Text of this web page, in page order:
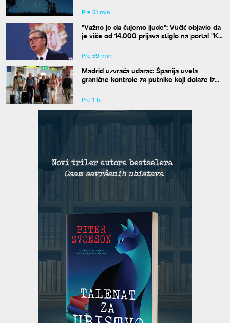
Pre 51 min
"Važno je da čujemo ljude": Vučić objavio da
je više od 14.000 prijava stiglo na portal "Ko
Pre 59 min
Madrid uzvraća udarac: Španija uvela
granične kontrole za putnike koji dolaze iz
Pre 1 h